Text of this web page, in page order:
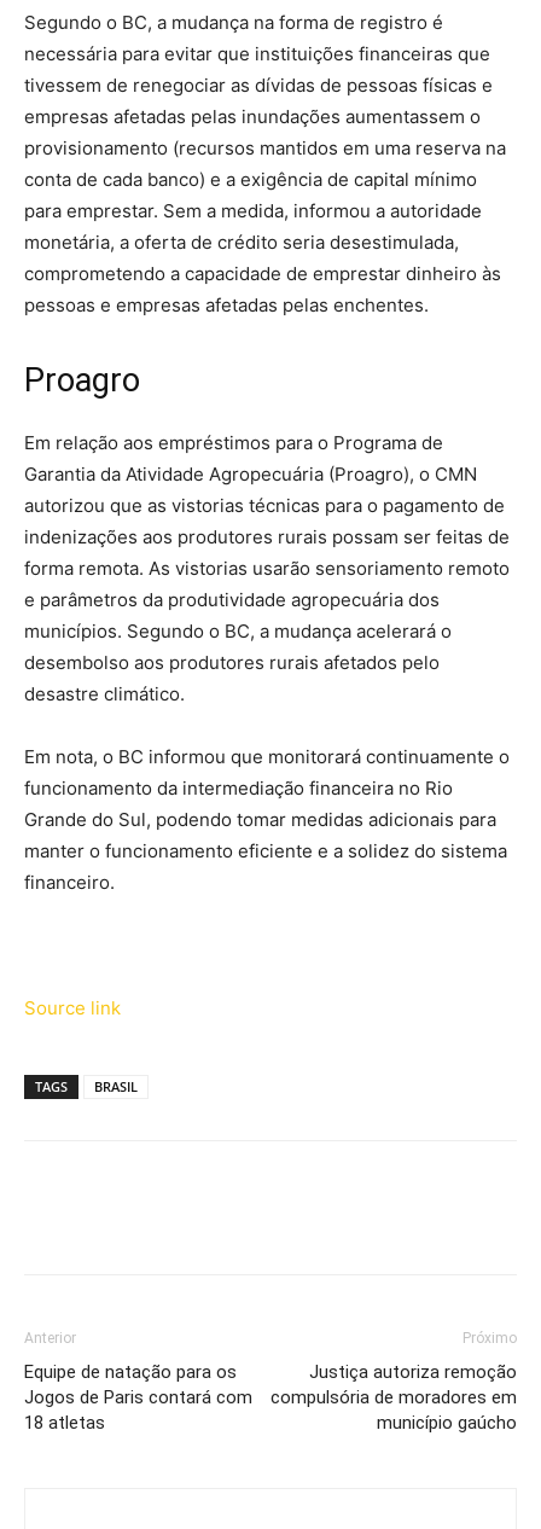
Segundo o BC, a mudança na forma de registro é
necessária para evitar que instituições financeiras que
tivessem de renegociar as dívidas de pessoas físicas e
empresas afetadas pelas inundações aumentassem o
provisionamento (recursos mantidos em uma reserva na
conta de cada banco) e a exigência de capital mínimo
para emprestar. Sem a medida, informou a autoridade
monetária, a oferta de crédito seria desestimulada,
comprometendo a capacidade de emprestar dinheiro às
pessoas e empresas afetadas pelas enchentes.
Proagro
Em relação aos empréstimos para o Programa de
Garantia da Atividade Agropecuária (Proagro), o CMN
autorizou que as vistorias técnicas para o pagamento de
indenizações aos produtores rurais possam ser feitas de
forma remota. As vistorias usarão sensoriamento remoto
e parâmetros da produtividade agropecuária dos
municípios. Segundo o BC, a mudança acelerará o
desembolso aos produtores rurais afetados pelo
desastre climático.
Em nota, o BC informou que monitorará continuamente o
funcionamento da intermediação financeira no Rio
Grande do Sul, podendo tomar medidas adicionais para
manter o funcionamento eficiente e a solidez do sistema
financeiro.
Source link
TAGS BRASIL
Anterior
Equipe de natação para os
Jogos de Paris contará com
18 atletas
Próximo
Justiça autoriza remoção
compulsória de moradores em
município gaúcho